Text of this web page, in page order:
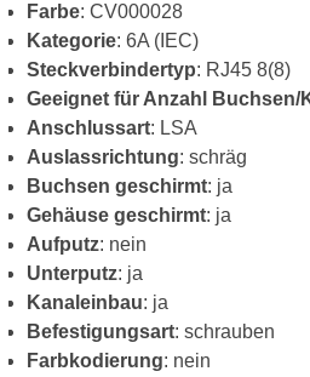
Farbe: CV000028
Kategorie: 6A (IEC)
Steckverbindertyp: RJ45 8(8)
Geeignet für Anzahl Buchsen/
Anschlussart: LSA
Auslassrichtung: schräg
Buchsen geschirmt: ja
Gehäuse geschirmt: ja
Aufputz: nein
Unterputz: ja
Kanaleinbau: ja
Befestigungsart: schrauben
Farbkodierung: nein